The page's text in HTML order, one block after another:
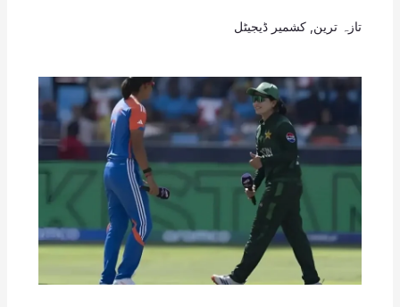
تازہ ترین کشمیر ڈیجیٹل